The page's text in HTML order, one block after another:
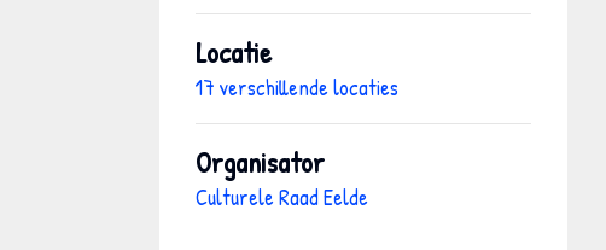
Locatie
17 verschillende locaties
Organisator
Culturele Raad Eelde